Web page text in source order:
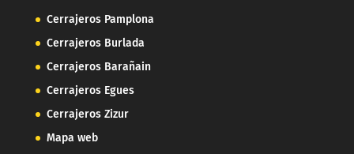
Cerrajeros Pamplona
Cerrajeros Burlada
Cerrajeros Barañain
Cerrajeros Egues
Cerrajeros Zizur
Mapa web